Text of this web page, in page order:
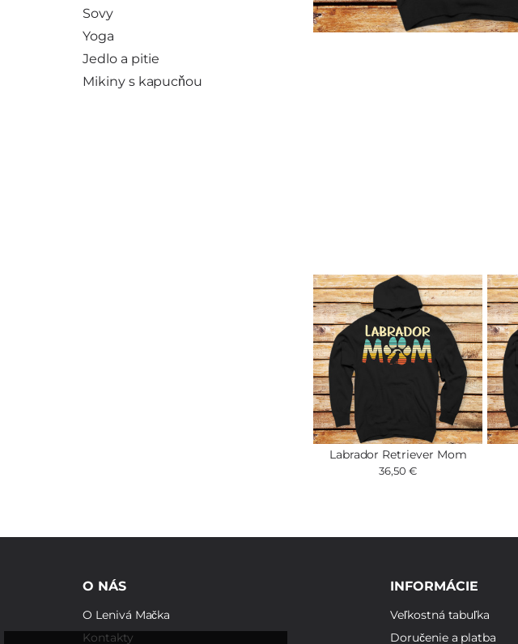
Sovy
Yoga
Jedlo a pitie
Mikiny s kapucňou
Labrador Retriever Mom
36,50 €
O NÁS
O Lenivá Mačka
Kontakty
INFORMÁCIE
Veľkostná tabuľka
Doručenie a platba